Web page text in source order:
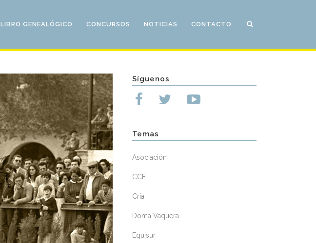
LIBRO GENEALÓGICO CONCURSOS NOTICIAS CONTACTO
Síguenos
Temas
Asociación
CCE
Cría
Doma Vaquera
Equisur